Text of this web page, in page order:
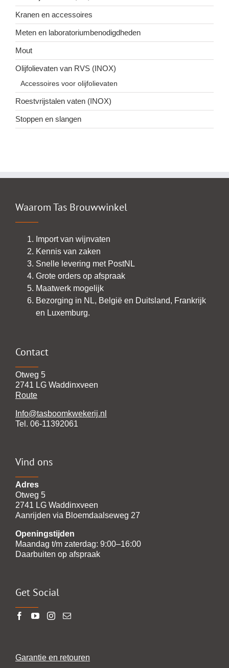
Kranen en accessoires
Meten en laboratoriumbenodigdheden
Mout
Olijfolievaten van RVS (INOX)
Accessoires voor olijfolievaten
Roestvrijstalen vaten (INOX)
Stoppen en slangen
Waarom Tas Brouwwinkel
Import van wijnvaten
Kennis van zaken
Snelle levering met PostNL
Grote orders op afspraak
Maatwerk mogelijk
Bezorging in NL, België en Duitsland, Frankrijk
en Luxemburg.
Contact
Otweg 5
2741 LG Waddinxveen
Route
Info@tasboomkwekerij.nl
Tel. 06-11392061
Vind ons
Adres
Otweg 5
2741 LG Waddinxveen
Aanrijden via Bloemdaalseweg 27
Openingstijden
Maandag t/m zaterdag: 9:00–16:00
Daarbuiten op afspraak
Get Social
Garantie en retouren